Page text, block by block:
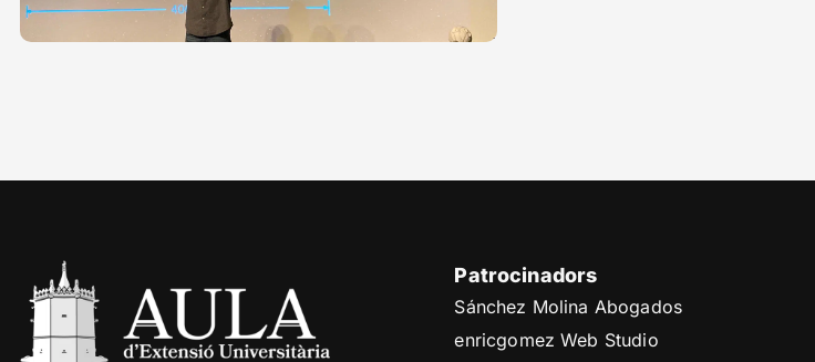
Patrocinadors
Sánchez Molina Abogados
enricgomez Web Studio